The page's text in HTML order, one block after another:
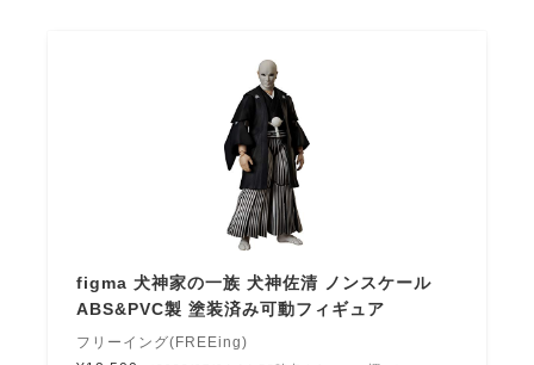
figma 犬神家の一族 犬神佐清 ノンスケール
ABS&PVC製 塗装済み可動フィギュア
フリーイング(FREEing)